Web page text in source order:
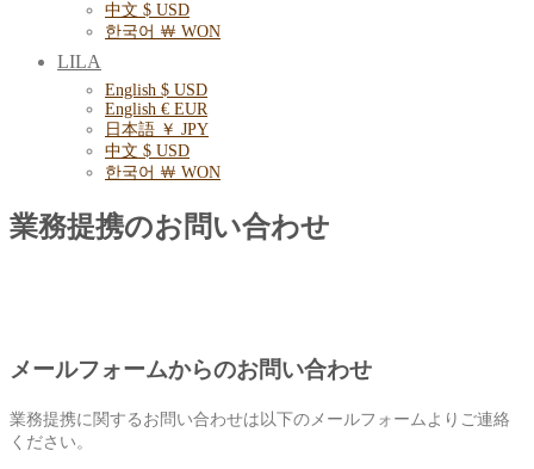
中文 $ USD
한국어 ￦ WON
LILA
English $ USD
English € EUR
日本語 ￥ JPY
中文 $ USD
한국어 ￦ WON
業務提携のお問い合わせ
メールフォームからのお問い合わせ
業務提携に関するお問い合わせは以下のメールフォームよりご連絡
ください。